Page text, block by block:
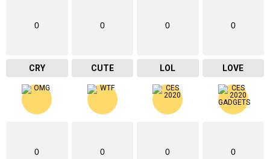
0
CRY
0
CUTE
0
LOL
0
LOVE
0 0 0 0